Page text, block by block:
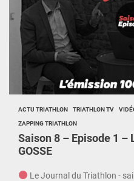
ACTU TRIATHLON TRIATHLON TV
ZAPPING TRIATHLON
Saison 8 – Episode 1 –
GOSSE
Le Journal du Triathlon -